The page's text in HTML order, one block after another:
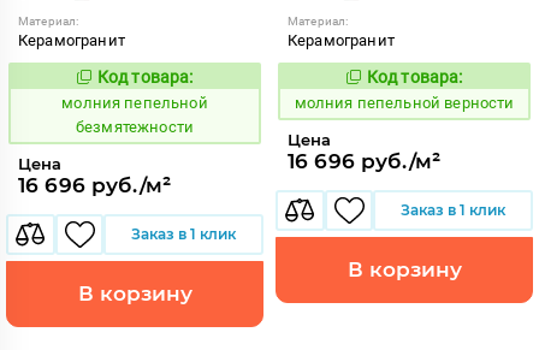
Материал:
Керамогранит
1008754
Код товара:
молния пепельной
безмятежности
Цена
16 696 руб./м²
Заказ в 1 клик
В корзину
Материал:
Керамогранит
1008756
Код товара:
молния пепельной верности
Цена
16 696 руб./м²
Заказ в 1 клик
В корзину